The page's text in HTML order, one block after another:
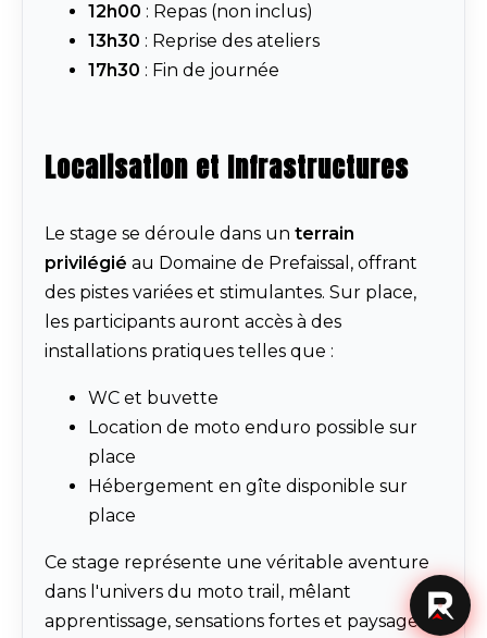
12h00 : Repas (non inclus)
13h30 : Reprise des ateliers
17h30 : Fin de journée
Localisation et Infrastructures
Le stage se déroule dans un terrain
privilégié au Domaine de Prefaissal, offrant
des pistes variées et stimulantes. Sur place,
les participants auront accès à des
installations pratiques telles que :
WC et buvette
Location de moto enduro possible sur
place
Hébergement en gîte disponible sur
place
Ce stage représente une véritable aventure
dans l'univers du moto trail, mêlant
apprentissage, sensations fortes et paysages à